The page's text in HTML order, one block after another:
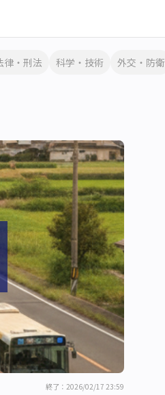
律・刑法 科学・技術 外交・防衛
終了：2026/02/17 23:59